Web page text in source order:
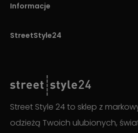
Informacje
StreetStyle24
Street Style 24 to sklep z
odzieżą Twoich ulubionych,